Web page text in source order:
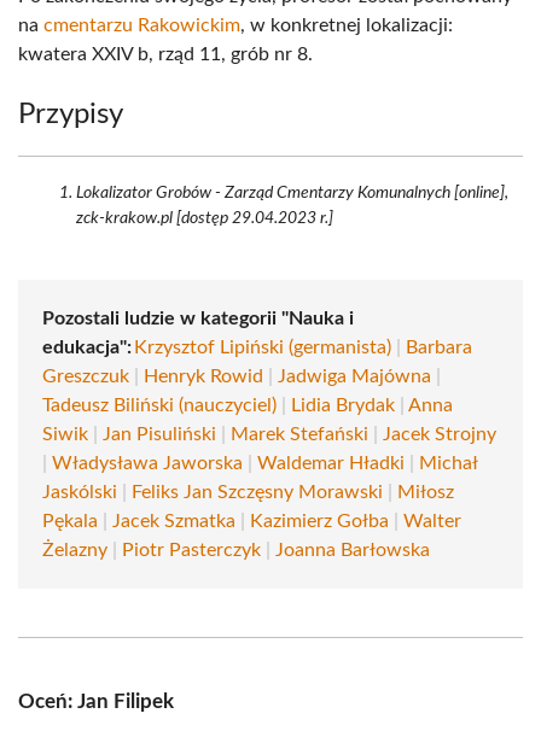
na cmentarzu Rakowickim, w konkretnej lokalizacji:
kwatera XXIV b, rząd 11, grób nr 8.
Przypisy
Lokalizator Grobów - Zarząd Cmentarzy Komunalnych [online],
zck-krakow.pl [dostęp 29.04.2023 r.]
Pozostali ludzie w kategorii "Nauka i
edukacja": Krzysztof Lipiński (germanista)
Barbara
Greszczuk
Henryk Rowid Jadwiga Majówna
Tadeusz Biliński (nauczyciel)
Lidia Brydak
Anna
Siwik
Jan Pisuliński Marek Stefański
Jacek Strojny
Władysława Jaworska Waldemar Hładki
Michał
Jaskólski
Feliks Jan Szczęsny Morawski
Miłosz
Pękala
Jacek Szmatka Kazimierz Gołba
Walter
Żelazny
Piotr Pasterczyk Joanna Barłowska
Oceń: Jan Filipek